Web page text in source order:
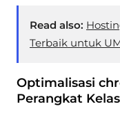
Read also:
Terbaik untuk
Optimalisasi
Perangkat